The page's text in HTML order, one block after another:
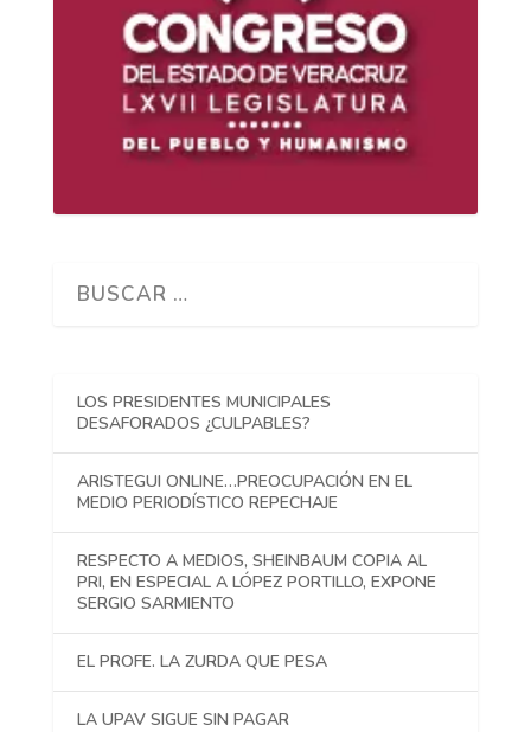
LOS PRESIDENTES MUNICIPALES
DESAFORADOS ¿CULPABLES?
ARISTEGUI ONLINE…PREOCUPACIÓN EN EL
MEDIO PERIODÍSTICO REPECHAJE
RESPECTO A MEDIOS, SHEINBAUM COPIA AL
PRI, EN ESPECIAL A LÓPEZ PORTILLO, EXPONE
SERGIO SARMIENTO
EL PROFE. LA ZURDA QUE PESA
LA UPAV SIGUE SIN PAGAR